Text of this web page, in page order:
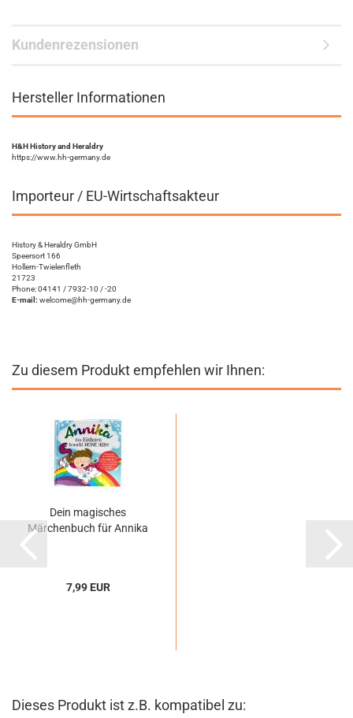
Kundenrezensionen
Hersteller Informationen
H&H History and Heraldry
https://www.hh-germany.de
Importeur / EU-Wirtschaftsakteur
History & Heraldry GmbH
Speersort 166
Hollern-Twielenfleth
21723
Phone: 04141 / 7932-10 / -20
E-mail: welcome@hh-germany.de
Zu diesem Produkt empfehlen wir Ihnen:
Dein magisches
Märchenbuch für Annika
7,99 EUR
Dieses Produkt ist z.B. kompatibel zu: